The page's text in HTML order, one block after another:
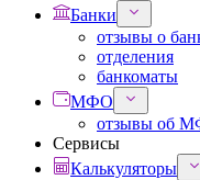
Банки
отзывы о
отделения
банкоматы
МФО
отзывы об
Сервисы
Калькуляторы